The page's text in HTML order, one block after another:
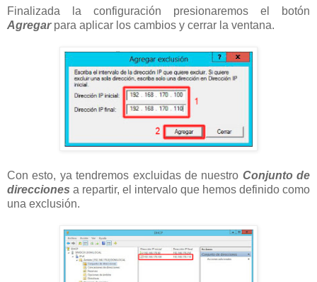
Finalizada la configuración presionaremos el botón
Agregar para aplicar los cambios y cerrar la ventana.
Con esto, ya tendremos excluidas de nuestro Conjunto de
direcciones a repartir, el intervalo que hemos definido como
una exclusión.